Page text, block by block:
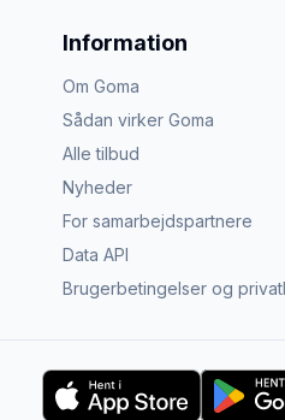
Information
Om Goma
Sådan virker Goma
Alle tilbud
Nyheder
For samarbejdspartnere
Data API
Brugerbetingelser og